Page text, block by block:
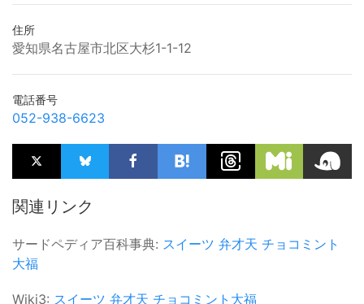
住所
愛知県名古屋市北区大杉1-1-12
電話番号
052-938-6623
関連リンク
サードペディア百科事典: スイーツ 弁才天 チョコミント
大福
Wiki3: スイーツ 弁才天 チョコミント大福